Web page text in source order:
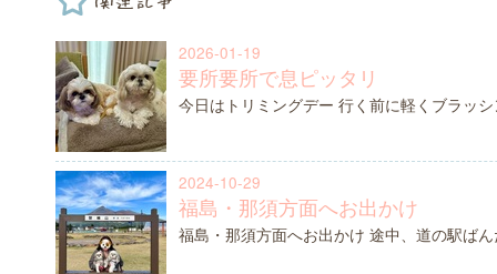
2026-01-19
要所要所で息ピッタリ
今日はトリミングデー 行く前に軽くブラッ
2024-10-29
福島・那須方面へお出かけ
福島・那須方面へお出かけ 途中、道の駅ば